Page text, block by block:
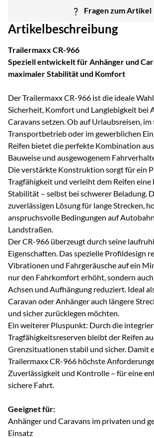
Fragen zum Artikel
Artikelbeschreibung
Trailermaxx CR-966
Speziell entwickelt für Anhänger und
maximaler Stabilität und Komfort
Der Trailermaxx CR-966 ist die ideale
Sicherheit, Komfort und Langlebigkeit bei
Caravans setzen. Ob auf Urlaubsreisen, im
Transportbetrieb oder im gewerblichen
Reifen bietet die perfekte Kombination
Bauweise und ausgewogenem
Die verstärkte Konstruktion sorgt für ein
Tragfähigkeit und verleiht dem Reifen eine
Stabilität – selbst bei schwerer Beladung.
zuverlässigen Lösung für lange Strecken,
anspruchsvolle Bedingungen auf
Landstraßen.
Der CR-966 überzeugt durch seine
Eigenschaften. Das spezielle Profildesign
Vibrationen und Fahrgeräusche auf ein
nur den Fahrkomfort erhöht, sondern
Achsen und Aufhängung reduziert. Ideal
Caravan oder Anhänger auch längere
und sicher zurücklegen möchten.
Ein weiterer Pluspunkt: Durch die
Tragfähigkeitsreserven bleibt der Reifen
Grenzsituationen stabil und sicher. Damit
Trailermaxx CR-966 höchste
Zuverlässigkeit und Kontrolle – für eine
sichere Fahrt.
Geeignet für:
Anhänger und Caravans im privaten und
Einsatz